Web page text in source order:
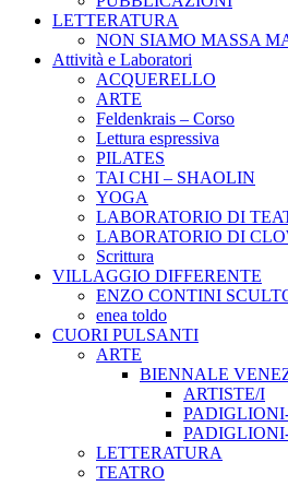
LETTERATURA
NON SIAMO MASSA
Attività e Laboratori
ACQUERELLO
ARTE
Feldenkrais – Corso
Lettura espressiva
PILATES
TAI CHI – SHAOLIN
YOGA
LABORATORIO DI
LABORATORIO DI
Scrittura
VILLAGGIO DIFFERENTE
ENZO CONTINI
enea toldo
CUORI PULSANTI
ARTE
BIENNALE
ARTISTE/I
LETTERATURA
TEATRO